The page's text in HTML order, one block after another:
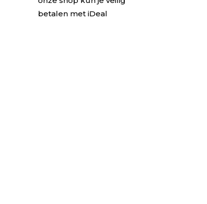
betalen met iDeal